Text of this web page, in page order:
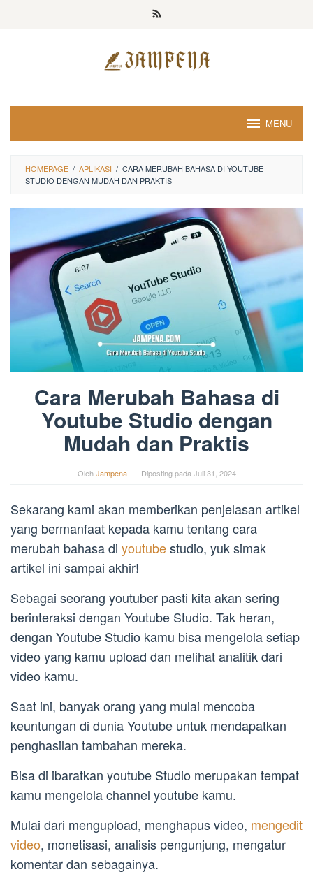
MENU
HOMEPAGE / APLIKASI / CARA MERUBAH BAHASA DI YOUTUBE
STUDIO DENGAN MUDAH DAN PRAKTIS
Cara Merubah Bahasa di
Youtube Studio dengan
Mudah dan Praktis
OlehJampena Diposting pada Juli 31, 2024
Sekarang kami akan memberikan penjelasan artikel
yang bermanfaat kepada kamu tentang cara
merubah bahasa di youtubestudio, yuk simak
artikel ini sampai akhir!
Sebagai seorang youtuber pasti kita akan sering
berinteraksi dengan Youtube Studio. Tak heran,
dengan Youtube Studio kamu bisa mengelola setiap
video yang kamu upload dan melihat analitik dari
video kamu.
Saat ini, banyak orang yang mulai mencoba
keuntungan di dunia Youtube untuk mendapatkan
penghasilan tambahan mereka.
Bisa di ibaratkan youtube Studio merupakan tempat
kamu mengelola channel youtube kamu.
Mulai dari mengupload, menghapus video, mengedit
video, monetisasi, analisis pengunjung, mengatur
komentar dan sebagainya.